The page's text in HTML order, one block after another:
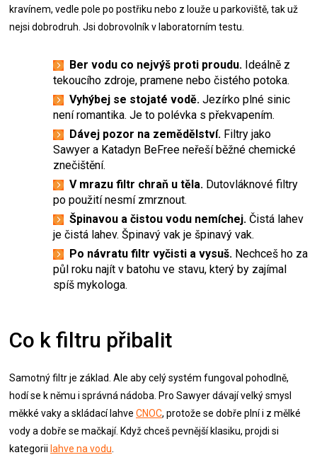
kravínem, vedle pole po postřiku nebo z louže u parkoviště, tak už
nejsi dobrodruh. Jsi dobrovolník v laboratorním testu.
Ber vodu co nejvýš proti proudu. Ideálně z
tekoucího zdroje, pramene nebo čistého potoka.
Vyhýbej se stojaté vodě. Jezírko plné sinic
není romantika. Je to polévka s překvapením.
Dávej pozor na zemědělství. Filtry jako
Sawyer a Katadyn BeFree neřeší běžné chemické
znečištění.
V mrazu filtr chraň u těla. Dutovláknové filtry
po použití nesmí zmrznout.
Špinavou a čistou vodu nemíchej. Čistá lahev
je čistá lahev. Špinavý vak je špinavý vak.
Po návratu filtr vyčisti a vysuš. Nechceš ho za
půl roku najít v batohu ve stavu, který by zajímal
spíš mykologa.
Co k filtru přibalit
Samotný filtr je základ. Ale aby celý systém fungoval pohodlně,
hodí se k němu i správná nádoba. Pro Sawyer dávají velký smysl
měkké vaky a skládací lahve CNOC, protože se dobře plní i z mělké
vody a dobře se mačkají. Když chceš pevnější klasiku, projdi si
kategorii lahve na vodu